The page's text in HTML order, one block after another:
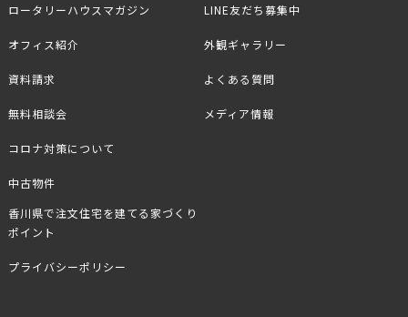
ロータリーハウスマガジン
オフィス紹介
資料請求
無料相談会
LINE友だち募集中
外観ギャラリー
よくある質問
メディア情報
コロナ対策について
中古物件
香川県で注文住宅を建てる家づくり
ポイント
プライバシーポリシー